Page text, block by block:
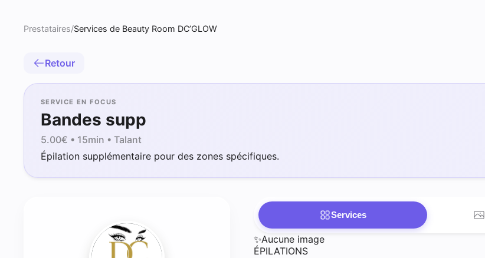
Prestataires/Services de Beauty Room DC’GLOW
Retour
SERVICE EN FOCUS
Bandes supp
5.00€ • 15min • Talant
Épilation supplémentaire pour des zones spécifiques.
Services
✨Aucune image
ÉPILATIONS